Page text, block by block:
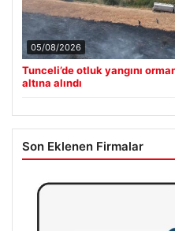
05/08/2026
Tunceli’de otluk yangını
altına alındı
Son Eklenen Firmalar